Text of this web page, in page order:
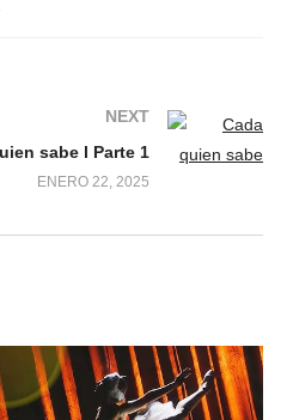
NEXT
sabe l Parte 1
ENERO 22, 2025